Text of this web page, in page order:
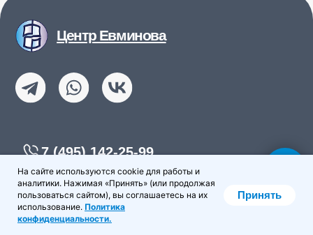
На сайте используются cookie для работы и
аналитики. Нажимая «Принять» (или продолжая
пользоваться сайтом), вы соглашаетесь на их
использование. Политика
конфиденциальности.
Принять